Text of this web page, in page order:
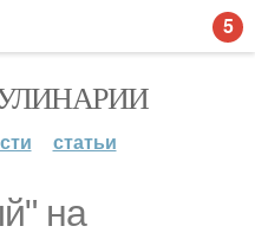
статьи
на
5